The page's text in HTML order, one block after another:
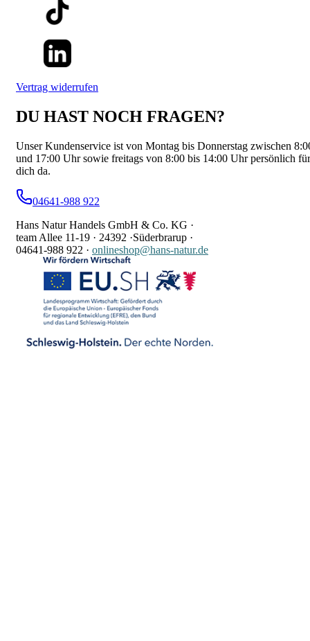
Vertrag widerrufen
DU HAST NOCH FRAGEN?
Unser Kundenservice ist von Montag bis Donnerstag zwischen
und 17:00 Uhr sowie freitags von 8:00 bis 14:00 Uhr persönlich für
dich da.
04641-988 922
Hans Natur Handels GmbH & Co. KG ·
team Allee 11-19 · 24392 ·Süderbrarup ·
04641-988 922 · onlineshop@hans-natur.de